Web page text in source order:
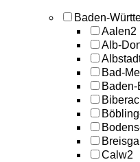
Baden-
Aalen2
Alb-
Bad-
Calw2